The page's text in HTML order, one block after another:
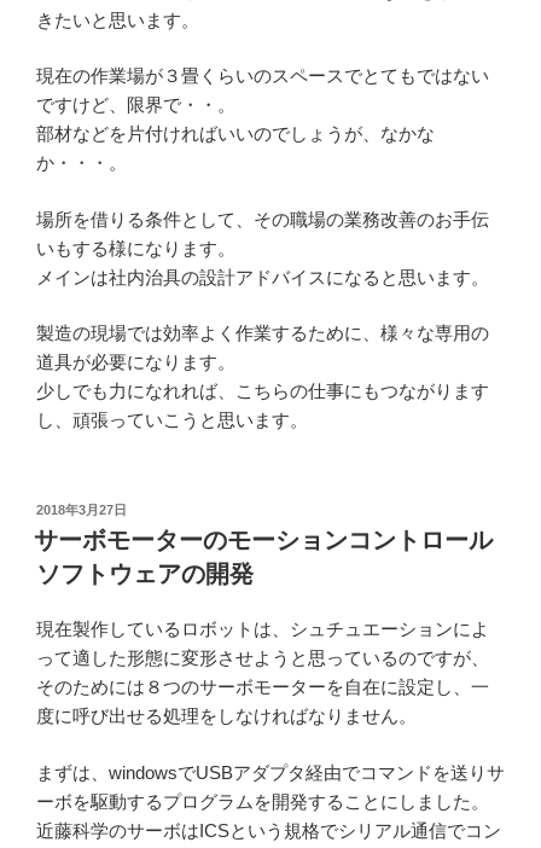
きたいと思います。
現在の作業場が３畳くらいのスペースでとてもではない
ですけど、限界で・・。
部材などを片付ければいいのでしょうが、なかな
か・・・。
場所を借りる条件として、その職場の業務改善のお手伝
いもする様になります。
メインは社内治具の設計アドバイスになると思います。
製造の現場では効率よく作業するために、様々な専用の
道具が必要になります。
少しでも力になれれば、こちらの仕事にもつながります
し、頑張っていこうと思います。
投
稿
日:
2018年3月27日
サーボモーターのモーションコントロール
ソフトウェアの開発
現在製作しているロボットは、シュチュエーションによ
って適した形態に変形させようと思っているのですが、
そのためには８つのサーボモーターを自在に設定し、一
度に呼び出せる処理をしなければなりません。
まずは、windowsでUSBアダプタ経由でコマンドを送りサ
ーボを駆動するプログラムを開発することにしました。
近藤科学のサーボはICSという規格でシリアル通信でコン